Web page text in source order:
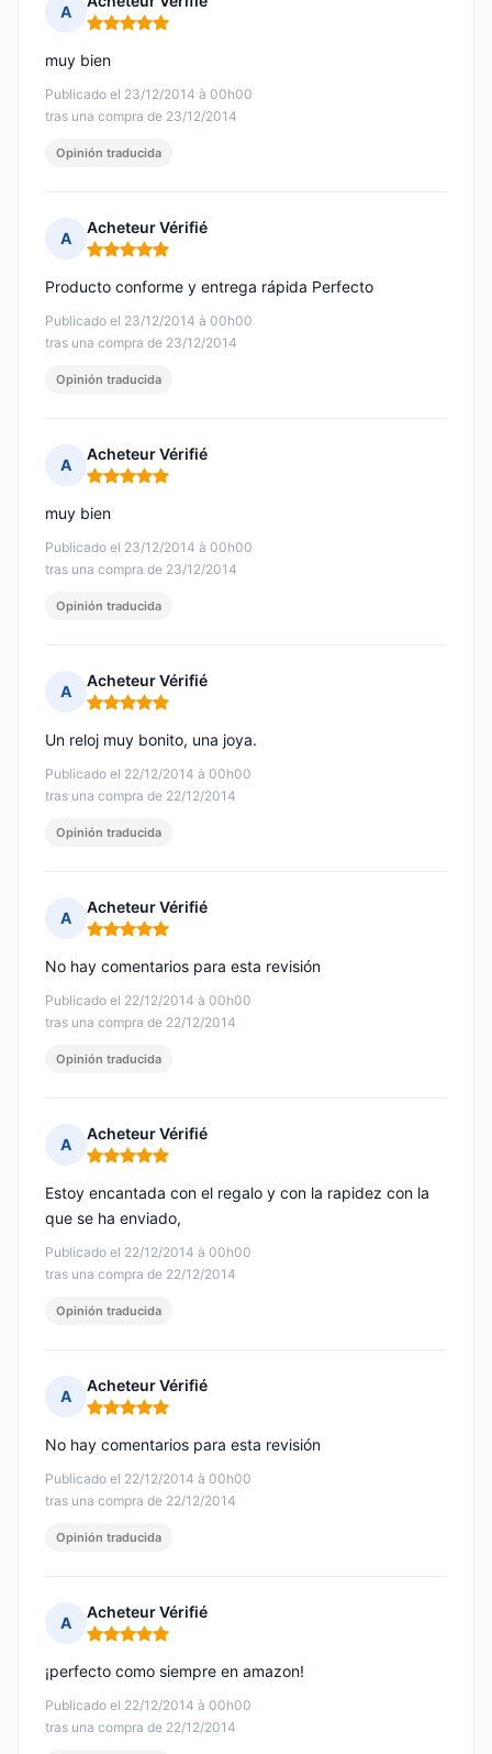
A
Nota: 5 de 5
Publicado el 23/12/2014 à 00h00
tras una compra de 23/12/2014
muy bien
Opinión traducida
A
Acheteur Vérifié
Nota: 5 de 5
Publicado el 23/12/2014 à 00h00
tras una compra de 23/12/2014
Producto conforme y entrega rápida Perfecto
Opinión traducida
A
Acheteur Vérifié
Nota: 5 de 5
Publicado el 23/12/2014 à 00h00
tras una compra de 23/12/2014
muy bien
Opinión traducida
A
Acheteur Vérifié
Nota: 5 de 5
Publicado el 22/12/2014 à 00h00
tras una compra de 22/12/2014
Un reloj muy bonito, una joya.
Opinión traducida
A
Acheteur Vérifié
Nota: 5 de 5
Publicado el 22/12/2014 à 00h00
tras una compra de 22/12/2014
No hay comentarios para esta revisión
Opinión traducida
A
Acheteur Vérifié
Nota: 5 de 5
Publicado el 22/12/2014 à 00h00
tras una compra de 22/12/2014
Estoy encantada con el regalo y con la rapidez con la
que se ha enviado,
Opinión traducida
A
Acheteur Vérifié
Nota: 5 de 5
Publicado el 22/12/2014 à 00h00
tras una compra de 22/12/2014
No hay comentarios para esta revisión
Opinión traducida
A
Acheteur Vérifié
Nota: 5 de 5
Publicado el 22/12/2014 à 00h00
tras una compra de 22/12/2014
¡perfecto como siempre en amazon!